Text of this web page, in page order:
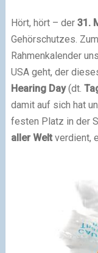
Hört, hört – der 31.
Gehörschutzes.
Rahmenkalender
USA geht, der
Hearing Day(dt.
damit auf sich hat
festen Platz in der
aller Weltverdient,